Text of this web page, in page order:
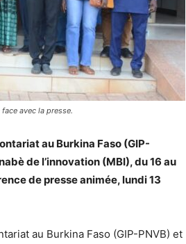
avec la presse.
au Burkina Faso (GIP-
de l’innovation (MBI), du 16 au
de presse animée, lundi 13
au Burkina Faso (GIP-PNVB) et